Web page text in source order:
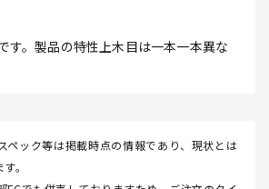
す。製品の特性上木目は一本一本異な
ペック等は掲載時点の情報であり、現状とは
。